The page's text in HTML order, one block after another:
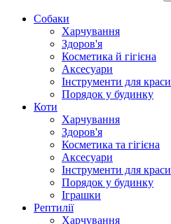
Собаки
Харчування
Здоров'я
Косметика й гігієна
Аксесуари
Інструменти для краси
Порядок у будинку
Коти
Харчування
Здоров'я
Косметика та гігієна
Аксесуари
Інструменти для краси
Порядок у будинку
Іграшки
Рептилії
Харчування